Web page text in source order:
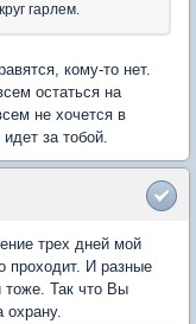
гарлем.
кому-то нет.
остаться на
не хочется в
за тобой.
трех дней мой
проходит. И разные
тоже. Так что Вы
охрану.